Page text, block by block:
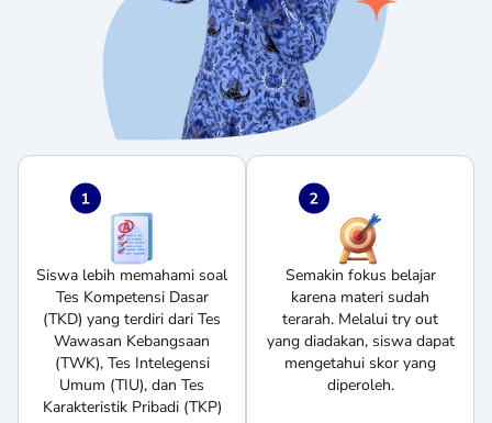
Siswa lebih memahami soal
Tes Kompetensi Dasar
(TKD) yang terdiri dari Tes
Wawasan Kebangsaan
(TWK), Tes Intelegensi
Umum (TIU), dan Tes
Karakteristik Pribadi (TKP)
Semakin fokus belajar
karena materi sudah
terarah. Melalui try out
yang diadakan, siswa dapat
mengetahui skor yang
diperoleh.